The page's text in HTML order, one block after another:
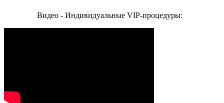
Видео - Индивидуальные VIP-процедуры: